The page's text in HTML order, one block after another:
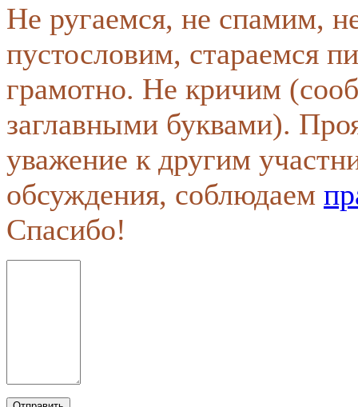
Не ругаемся, не спамим,
пустословим, стараемся
грамотно. Не кричим
заглавными буквами).
уважение к другим
обсуждения, соблюдаем
Спасибо!